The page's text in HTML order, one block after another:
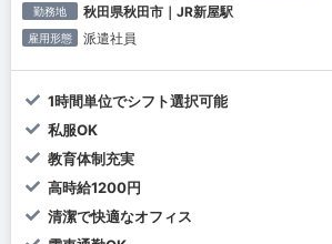
勤務地 秋田県秋田市｜JR新屋駅
雇用形態 派遣社員
1時間単位でシフト選択可能
私服OK
教育体制充実
高時給1200円
清潔で快適なオフィス